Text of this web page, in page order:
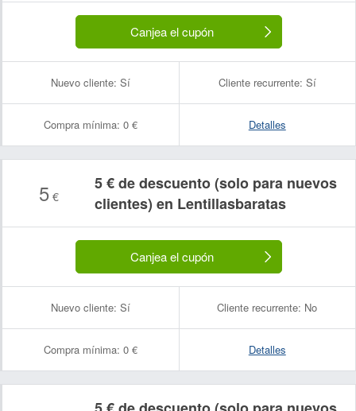
Canjea el cupón
Nuevo cliente: Sí Cliente recurrente: Sí
Compra mínima: 0 € Detalles
5 €
5 € de descuento (solo para nuevos
clientes) en Lentillasbaratas
Canjea el cupón
Nuevo cliente: Sí Cliente recurrente: No
Compra mínima: 0 € Detalles